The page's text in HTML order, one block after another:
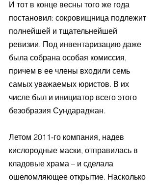
И тот в конце весны того же года
постановил: сокровищница подлежит
полнейшей и тщательнейшей
ревизии. Под инвентаризацию даже
была собрана особая комиссия,
причем в ее члены входили семь
самых уважаемых юристов. В их
числе был и инициатор всего этого
безобразия Сундараджан.
Летом 2011-го компания, надев
кислородные маски, отправилась в
кладовые храма – и сделала
ошеломляющее открытие. Насколько